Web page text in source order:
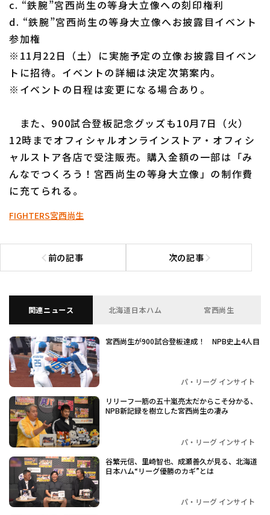
c. “鉄腕”宮西尚生の等身大立像への刻印権利
d. “鉄腕”宮西尚生の等身大立像へお披露目イベント
参加権
※11月22日（土）に実施予定の立像お披露目イベン
トに招待。イベントの詳細は決定次第案内。
※イベントの日程は変更になる場合あり。
また、900試合登板記念グッズも10月7日（火）
12時までオフィシャルオンラインストア・オフィシ
ャルストア各店で受注販売。購入金額の一部は「み
んなでつくろう！宮西尚生の等身大立像」の制作費
に充てられる。
FIGHTERS宮西尚生
前の記事
前の記事へ 次の記事次の記事へ
関連ニュース 北海道日本ハム 宮西尚生
宮西尚生が900試合登板達成！ NPB史上4人目
パ・リーグ インサイト
リリーフ一筋の五十嵐亮太だからこそ分かる、
NPB新記録を樹立した宮西尚生の凄み
パ・リーグ インサイト
谷繁元信、里崎智也、成瀬善久が見る、北海道
日本ハム“リーグ優勝のカギ”とは
パ・リーグ インサイト